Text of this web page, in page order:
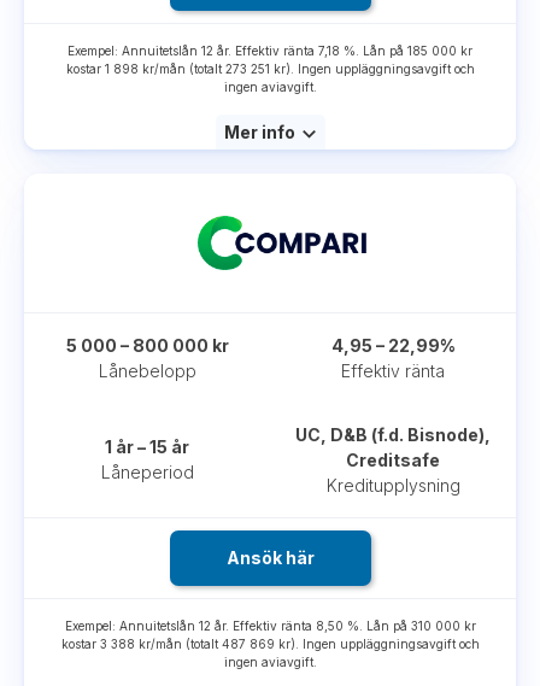
Exempel: Annuitetslån 12 år. Effektiv ränta 7,18 %. Lån på 185 000 kr
kostar 1 898 kr/mån (totalt 273 251 kr). Ingen uppläggningsavgift och
ingen aviavgift.
Mer info
Lånebelopp
5 000 – 800 000 kr
Effektiv ränta
4,95 – 22,99%
Låneperiod
1 år – 15 år
Kreditupplysning
UC, D&B (f.d. Bisnode),
Creditsafe
Ansök här
Exempel: Annuitetslån 12 år. Effektiv ränta 8,50 %. Lån på 310 000 kr
kostar 3 388 kr/mån (totalt 487 869 kr). Ingen uppläggningsavgift och
ingen aviavgift.